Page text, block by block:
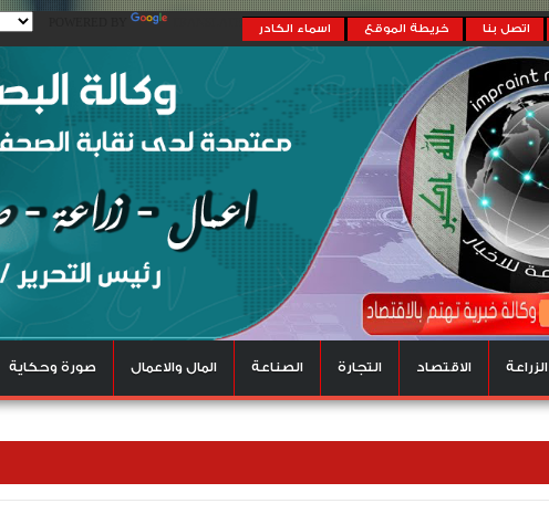
اتصل بنا خريطة الموقع اسماء الكادر
الزراعة الاقتصاد التجارة الصناعة المال والاعمال صورة وحكاية